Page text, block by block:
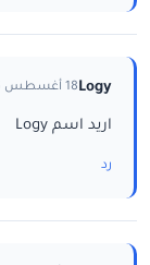
Logy18 أغسطس 2025
اريد اسم Logy
رد